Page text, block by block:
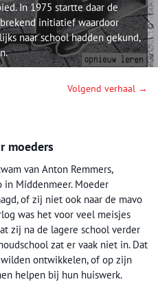
In 1975 startte daar de
initiatief waardoor
naar school hadden gekund,
Volgend verhaal →
moeders
van Anton Remmers,
in Middenmeer. Moeder
of zij niet ook naar de mavo
was het voor veel meisjes
zij na de lagere school verder
zat er vaak niet in. Dat
ontwikkelen, of op zijn
helpen bij hun huiswerk.